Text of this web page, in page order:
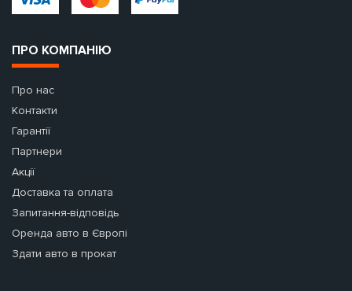
ПРО КОМПАНІЮ
Про нас
Контакти
Гарантії
Партнери
Акції
Доставка та оплата
Запитання-відповідь
Оренда авто в Європі
Здати авто в прокат